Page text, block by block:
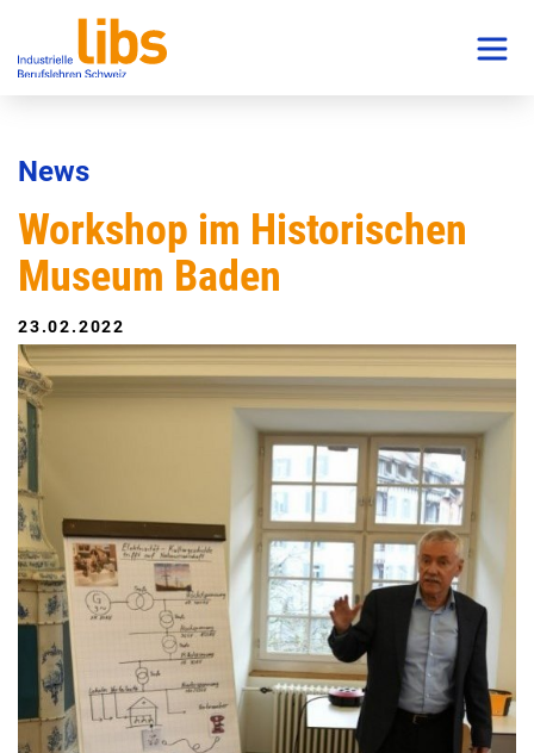
News
Workshop im Historischen
Museum Baden
23.02.2022